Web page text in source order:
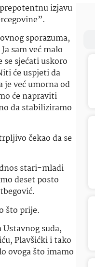
izjavu
sporazuma,
sam već malo
sjećati uskoro
će uspjeti da
je već umorna od
će napraviti
da stabiliziramo
čekao da se
stari-mladi
deset posto
što prije.
suda,
Plavšićki i tako
ovoga što imamo